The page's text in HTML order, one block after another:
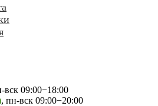
вск 09:00−18:00
, пн-вск 09:00−20:00